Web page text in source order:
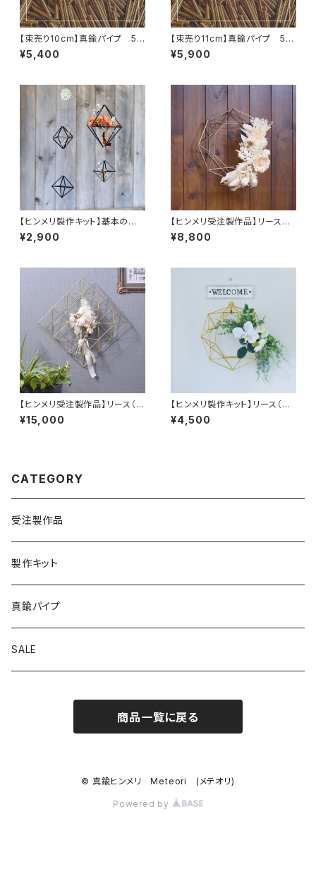
【束売り10cm】真鍮パイプ 50
本
¥5,400
【束売り11cm】真鍮パイプ 50
本
¥5,900
【ヒンメリ製作キット】基本の正
八面体セット 黒アルマイト製
¥2,900
【ヒンメリ受注製作品】リース
（S）ステンレス製
¥8,800
【ヒンメリ受注製作品】リース（四
角形）真鍮製
¥15,000
【ヒンメリ製作キット】リース（S）
真鍮製
¥4,500
CATEGORY
受注製作品
製作キット
真鍮パイプ
SALE
商品一覧に戻る
© 真鍮ヒンメリ Meteori (メテオリ)
Powered by